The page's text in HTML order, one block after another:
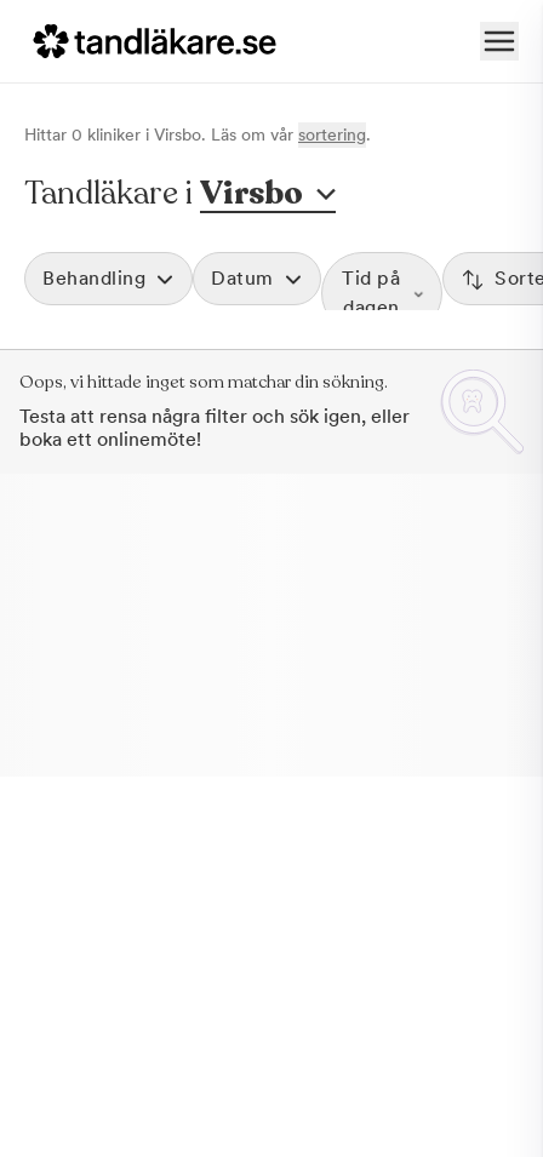
Hittar 0 kliniker i Virsbo. Läs om vår sortering.
Tandläkare i Virsbo
Behandling Datum
Tid på
dagen
Oops, vi hittade inget som matchar din sökning.
Testa att rensa några filter och sök igen, eller
boka ett onlinemöte!